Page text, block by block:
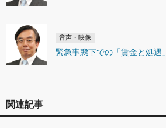
音声・映像
緊急事態下での「賃金と処遇」
関連記事